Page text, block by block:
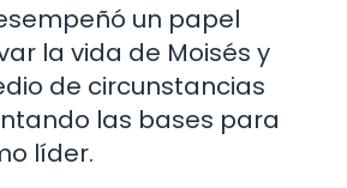
un papel
la vida de Moisés y
de circunstancias
las bases para
líder.